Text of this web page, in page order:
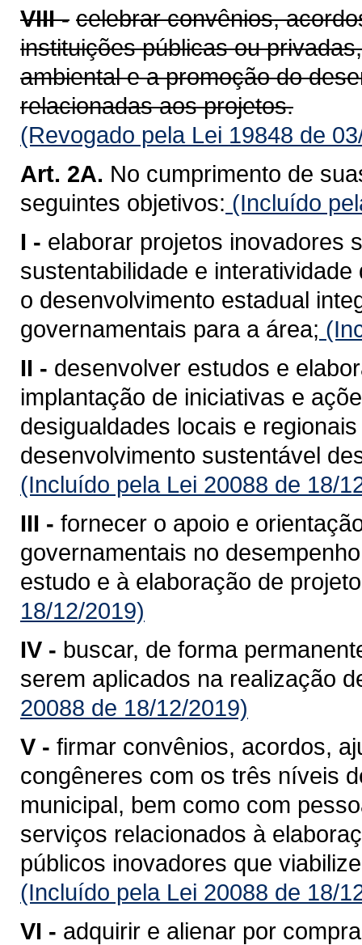
VIII - celebrar convênios,
instituições públicas ou
ambiental e a promoção do
relacionadas aos projetos.
(Revogado pela Lei 19848 de
Art. 2A. No cumprimento de
seguintes objetivos: (Incluído
I - elaborar projetos inovadores
sustentabilidade e
o desenvolvimento estadual
governamentais para a área;
II - desenvolver estudos e
implantação de iniciativas e
desigualdades locais e
desenvolvimento sustentável
(Incluído pela Lei 20088 de 18/
III - fornecer o apoio e
governamentais no
estudo e à elaboração de
18/12/2019)
IV - buscar, de forma
serem aplicados na realização
20088 de 18/12/2019)
V - firmar convênios, acordos,
congêneres com os três níveis
municipal, bem como com
serviços relacionados à
públicos inovadores que
(Incluído pela Lei 20088 de 18/
VI - adquirir e alienar por